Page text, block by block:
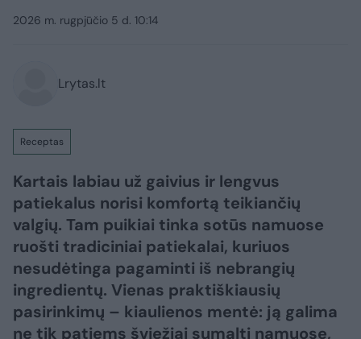
2026 m. rugpjūčio 5 d. 10:14
Lrytas.lt
Receptas
Kartais labiau už gaivius ir lengvus
patiekalus norisi komfortą teikiančių
valgių. Tam puikiai tinka sotūs namuose
ruošti tradiciniai patiekalai, kuriuos
nesudėtinga pagaminti iš nebrangių
ingredientų. Vienas praktiškiausių
pasirinkimų – kiaulienos mentė: ją galima
ne tik patiems šviežiai sumalti namuose,